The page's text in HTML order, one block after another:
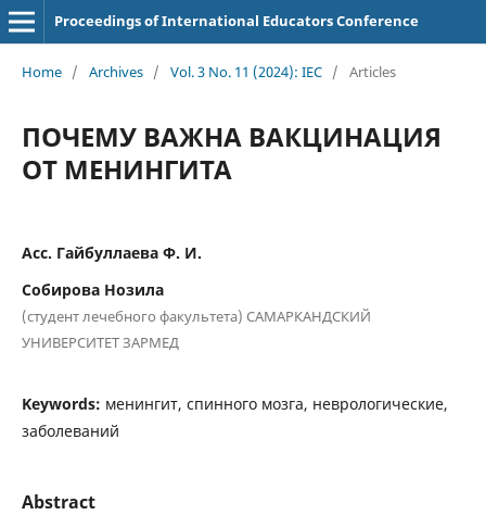
Proceedings of International Educators Conference
Home / Archives / Vol. 3 No. 11 (2024): IEC / Articles
ПОЧЕМУ ВАЖНА ВАКЦИНАЦИЯ
ОТ МЕНИНГИТА
Асс. Гайбуллаева Ф. И.
Собирова Нозила
(студент лечебного факультета) САМАРКАНДСКИЙ
УНИВЕРСИТЕТ ЗАРМЕД
Keywords: менингит, спинного мозга, неврологические,
заболеваний
Abstract